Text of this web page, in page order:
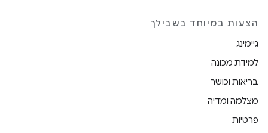
הצעות במיוחד בשבילך
גיימינג
למידת מכונה
בריאות וכושר
מצלמה ומדיה
פרטיות